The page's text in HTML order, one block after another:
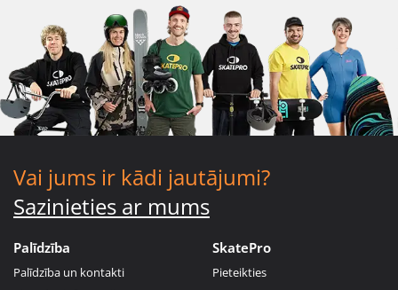
Vai jums ir kādi jautājumi?
Sazinieties ar mums
Palīdzība
Palīdzība un kontakti
SkatePro
Pieteikties